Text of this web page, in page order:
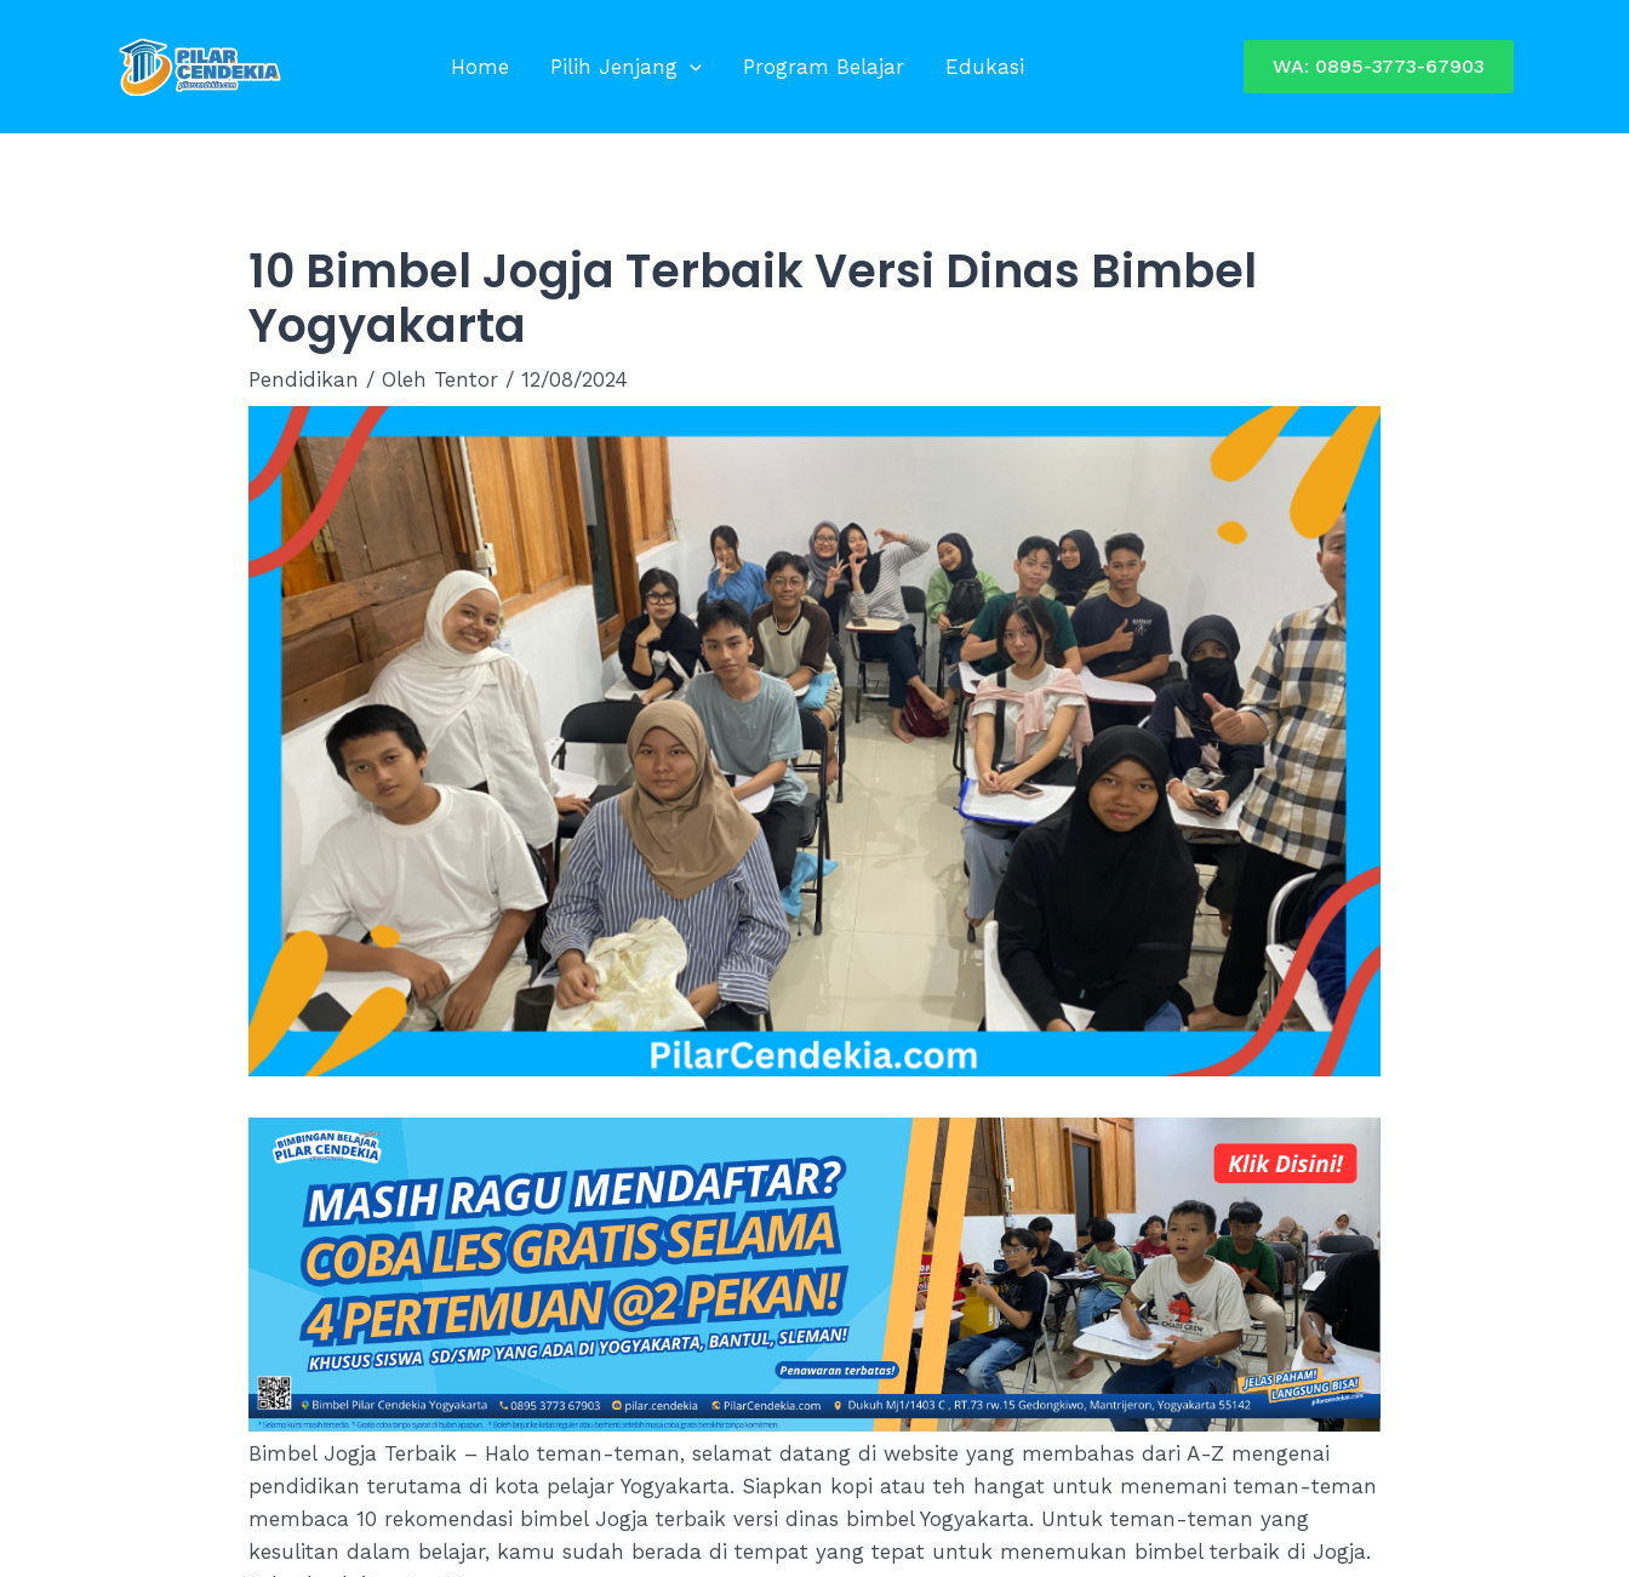
Home Pilih Jenjang Program Belajar Edukasi WA: 0895-3773-67903
10 Bimbel Jogja Terbaik Versi Dinas Bimbel
Yogyakarta
Pendidikan / Oleh Tentor /12/08/2024
Bimbel Jogja Terbaik – Halo teman-teman, selamat datang di website yang membahas dari A-Z mengenai
pendidikan terutama di kota pelajar Yogyakarta. Siapkan kopi atau teh hangat untuk menemani teman-teman
membaca 10 rekomendasi bimbel Jogja terbaik versi dinas bimbel Yogyakarta. Untuk teman-teman yang
kesulitan dalam belajar, kamu sudah berada di tempat yang tepat untuk menemukan bimbel terbaik di Jogja.